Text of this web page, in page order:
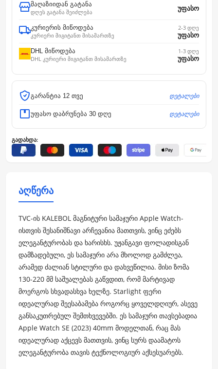
მაღაზიიდან გატანა
დღეს გატანა შეიძლება
უფასო
კურიერის მიწოდება
კურიერი მიგიტანთ მისამართზე
2-3 დღე
უფასო
DHL მიწოდება
DHL კურიერი მიგიტანთ მისამართზე
1-3 დღე
უფასო
გარანტია 12 თვე დეტალები
უფასო დაბრუნება 30 დღე დეტალები
გადახდა:
აღწერა
TVC-ის KALEBOL მაგნიტური სამაჯური Apple Watch-
ისთვის შესანიშნავი არჩევანია მათთვის, ვინც ეძებს
ელეგანტურობას და ხარისხს. უჟანგავი ფოლადისგან
დამზადებული, ეს სამაჯური არა მხოლოდ გამძლეა,
არამედ ძალიან სტილური და დახვეწილია. მისი ზომა
130-220 მმ საშუალებას გაწვდით, რომ მარტივად
მოერგოს სხვადასხვა ხელზე. Starlight ფერი
იდეალურად შეესაბამება როგორც ყოველდღიურ, ასევე
განსაკუთრებულ შემთხვევებში. ეს სამაჯური თავსებადია
Apple Watch SE (2023) 40mm მოდელთან, რაც მას
იდეალურად აქცევს მათთვის, ვინც სურს დაამატოს
ელეგანტურობა თავის ტექნოლოგიურ აქსესუარებს.